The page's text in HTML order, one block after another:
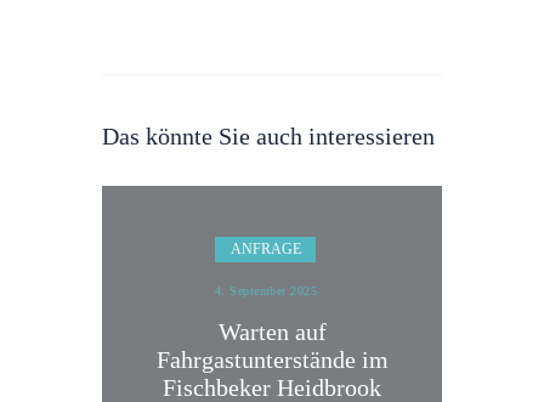
Das könnte Sie auch interessieren
ANFRAGE
4. September 2025
Warten auf
Fahrgastunterstände im
Fischbeker Heidbrook